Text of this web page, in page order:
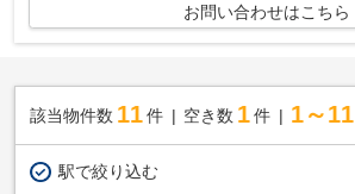
お問い合わせはこちら
該当物件数 11件 空き数 1 件 1～11
駅で絞り込む